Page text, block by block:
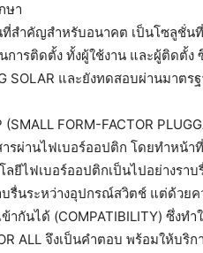
ษา
นที่สำคัญสำหรับอนาคต เป็นโซลูชั่
ารติดตั้ง ทั้งผู้ใช้งาน และผู้ติดตั้ง
SOLAR และยังทดสอบผ่านมาต
FORM-FACTOR
รผ่านไฟเบอร์ออปติก โดยทำหน้า
ยีไฟเบอร์ออปติกเป็นไปอย่างรา
บรื่นระหว่างอุปกรณ์สวิตช์ แต่ด้วย
กันได้ (COMPATIBILITY) ซึ่งทำ
ALL จึงเป็นคำตอบ พร้อมให้บริ